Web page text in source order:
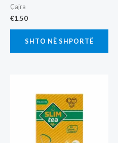
Çajra
€1.50
SHTO NË SHPORTË